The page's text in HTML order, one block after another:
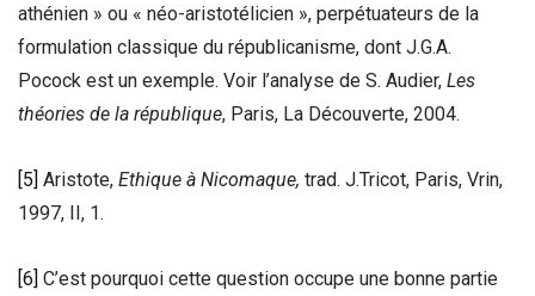
athénien » ou « néo-aristotélicien », perpétuateurs de la
formulation classique du républicanisme, dont J.G.A.
Pocock est un exemple. Voir l’analyse de S. Audier, Les
théories de la république, Paris, La Découverte, 2004.
[5] Aristote, Ethique à Nicomaque, trad. J.Tricot, Paris, Vrin,
1997, II, 1.
[6] C’est pourquoi cette question occupe une bonne partie